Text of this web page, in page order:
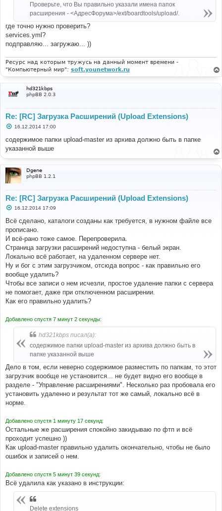
Проверьте, что Вы правильно указали имена папок
расширения - <АдресФорума>/ext/boardtools/upload/.
где точно нужно проверить?
services.yml?
подправляю... загружаю... ))
Ресурс над которым тружусь на данный момент времени -
"Компьютерный мир": soft.younetwork.ru
hd321kbps
phpBB 2.0.3
Re: [RC] Загрузка Расширений (Upload Extensions)
С
о
б
щ
и
е
16.12.2014 17:00
содержимое папки upload-master из архива должно быть в папке
указанной выше
Dgene
phpBB 1.2.1
Re: [RC] Загрузка Расширений (Upload Extensions)
С
о
б
щ
е
н
и
е
16.12.2014 17:09
Всё сделано, каталоги созданы как требуется, в нужном файле все
прописано.
И всё-рано тоже самое. Перепроверила.
Страница загрузки расширений недоступна - белый экран.
Локально всё работает, на удаленном сервере нет.
Ну и бог с этим загрузчиком, отсюда вопрос - как правильно его
вообще удалить?
Чтобы все записи о нем исчезли, простое удаление папки с сервера
не помогает, даже при отключенном расширении.
Как его правильно удалить?
Добавлено спустя 7 минут 2 секунды:
hd321kbps писал(а):
содержимое папки upload-master из архива должно быть в
папке указанной выше
Дело в том, если неверно содержимое разместить по папкам, то этот
загрузчик вообще не установится... не будет видно его вообще в
разделе - "Управление расширениями". Несколько раз пробовала его
установить удаленно и результат тот же самый, локально всё в
норме.
Добавлено спустя 1 минуту 17 секунд:
Остальные же расширения спокойно закидываю по фтп и всё
проходит успешно ))
Как upload-master правильно удалить окончательно, чтобы не было
ошибок и записей о нем.
Добавлено спустя 5 минут 39 секунд:
Всё удалила как указано в инструкции:
Delete extensions